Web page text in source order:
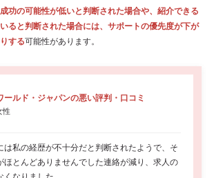
功の可能性が低いと判断された場合や、紹介できる
ると判断された場合には、サポートの優先度が下が
する可能性があります。
ールド・ジャパンの悪い評判・口コミ
性
は私の経歴が不十分だと判断されたようで、そ
ほとんどありませんでした連絡が減り、求人の
なりました。